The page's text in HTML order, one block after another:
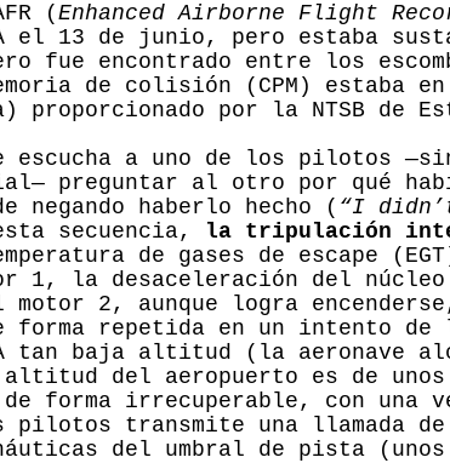
(Enhanced Airborne Flight
de junio, pero estaba
fue encontrado entre los
de colisión (CPM) estaba en
proporcionado por la NTSB de
escucha a uno de los pilotos
preguntar al otro por qué
negando haberlo hecho ( “I
secuencia, la tripulación
de gases de escape
1, la desaceleración del
2, aunque logra
forma repetida en un intento
A tan baja altitud (la aeronave
altitud del aeropuerto es de
de forma irrecuperable, con
pilotos transmite una llamada
del umbral de pista